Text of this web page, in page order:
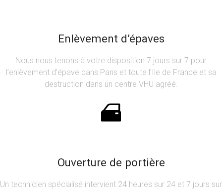
Enlèvement d’épaves
Nous nous tenons à votre disposition 7 jours sur 7 pour
l’enlèvement d’épave dans Paris et toute l’Ile de France et sa
destruction dans un centre VHU agréé.
Ouverture de portière
Un technicien spécialisé intervient 24 heures sur 24 et 7 jours sur